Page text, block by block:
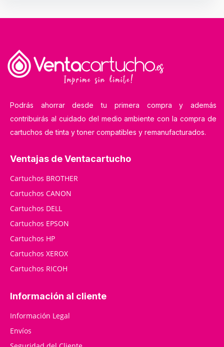
Podrás ahorrar desde tu primera compra y además
contribuirás al cuidado del medio ambiente con la compra de
cartuchos de tinta y toner compatibles y remanufacturados.
Ventajas de Ventacartucho
Cartuchos BROTHER
Cartuchos CANON
Cartuchos DELL
Cartuchos EPSON
Cartuchos HP
Cartuchos XEROX
Cartuchos RICOH
Información al cliente
Información Legal
Envíos